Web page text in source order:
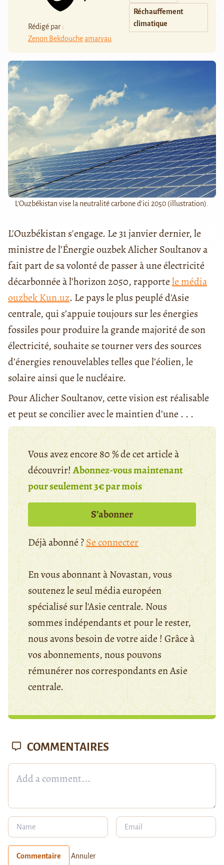
Rédigé par :
Zenon Bekdoucheamarvau
Réchauffement
climatique
L'Ouzbékistan vise la neutralité carbone d'ici 2050 (illustration).
L'Ouzbékistan s'engage. Le 31 janvier dernier, le
ministre de l’Énergie ouzbek Alicher Soultanov a
fait part de sa volonté de passer à une électricité
décarbonnée à l’horizon 2050, rapportele média
ouzbek Kun.uz. Le pays le plus peuplé d'Asie
centrale, qui s’appuie toujours sur les énergies
fossiles pour produire la grande majorité de son
électricité, souhaite se tourner vers des sources
d’énergies renouvelables telles que l’éolien, le
solaire ainsi que le nucléaire.
Pour Alicher Soultanov, cette vision est réalisable
et peut se concilier avec le maintien d’une . . .
Vous avez encore 80 % de cet article à
découvrir!Abonnez-vous maintenant
pour seulement 3€ par mois
S’abonner
Déjà abonné ?Se connecter
En vous abonnant à Novastan, vous
soutenez le seul média européen
spécialisé sur l'Asie centrale. Nous
sommes indépendants et pour le rester,
nous avons besoin de votre aide ! Grâce à
vos abonnements, nous pouvons
rémunérer nos correspondants en Asie
centrale.
COMMENTAIRES
Commentaire Annuler